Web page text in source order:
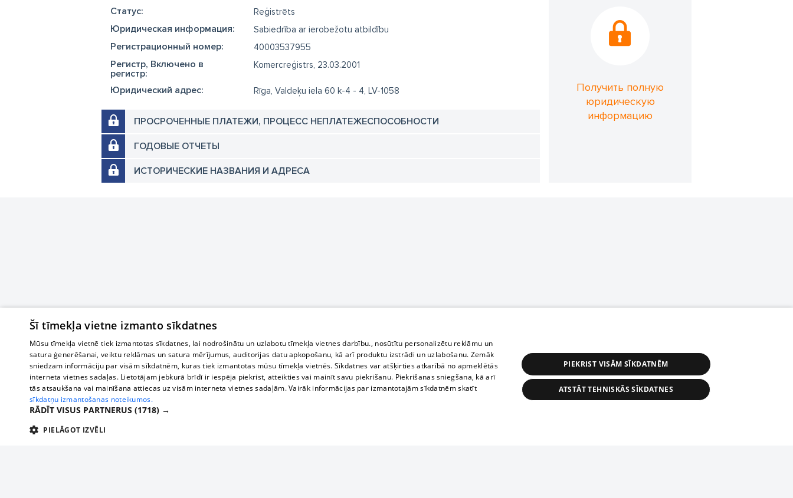
Cтатус: Reģistrēts
Юридическая информация: Sabiedrība ar ierobežotu atbildību
Регистрационный номер: 40003537955
Регистр, Включено в
регистр:
Komercreģistrs, 23.03.2001
Юридический адрес: Rīga, Valdeķu iela 60 k-4 - 4, LV-1058
ПРОСРОЧЕННЫЕ ПЛАТЕЖИ, ПРОЦЕСС НЕПЛАТЕЖЕСПОСОБНОСТИ
ГОДОВЫЕ ОТЧЕТЫ
ИСТОРИЧЕСКИЕ НАЗВАНИЯ И АДРЕСА
Получить полную
юридическую
информацию
Šī tīmekļa vietne izmanto sīkdatnes
Mūsu tīmekļa vietnē tiek izmantotas sīkdatnes, lai nodrošinātu un uzlabotu tīmekļa vietnes darbību., nosūtītu personalizētu reklāmu un
satura ģenerēšanai, veiktu reklāmas un satura mērījumus, auditorijas datu apkopošanu, kā arī produktu izstrādi un uzlabošanu. Zemāk
sniedzam informāciju par visām sīkdatnēm, kuras tiek izmantotas mūsu tīmekļa vietnēs. Sīkdatnes var atšķirties atkarībā no apmeklētās
interneta vietnes sadaļas. Lietotājam jebkurā brīdī ir iespēja piekrist, atteikties vai mainīt savu piekrišanu. Piekrišanas sniegšana, kā arī
tās atsaukšana vai mainīšana attiecas uz visām interneta vietnes sadaļām. Vairāk informācijas par izmantotajām sīkdatnēm skatīt
sīkdatņu izmantošanas noteikumos.
RĀDĪT VISUS PARTNERUS (1718) →
PIELĀGOT IZVĒLI
PIEKRIST VISĀM SĪKDATNĒM
ATSTĀT TEHNISKĀS SĪKDATNES